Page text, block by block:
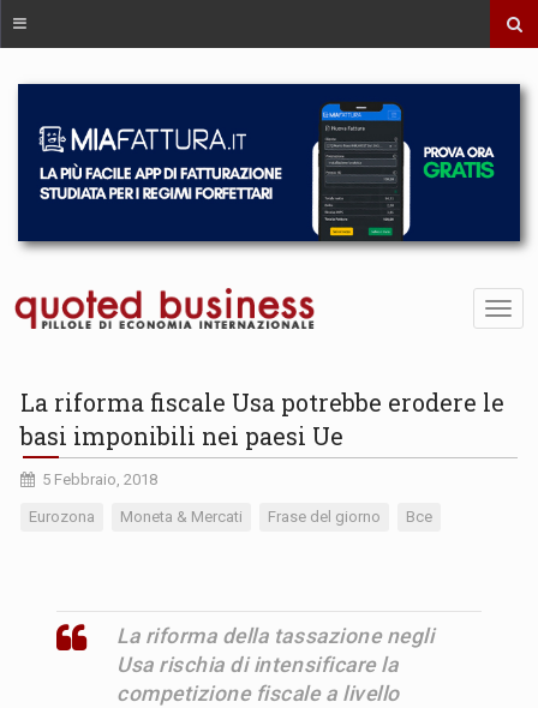
La riforma fiscale Usa potrebbe erodere le
basi imponibili nei paesi Ue
5 Febbraio, 2018
Eurozona Moneta & Mercati Frase del giorno Bce
La riforma della tassazione negli
Usa rischia di intensificare la
competizione fiscale a livello